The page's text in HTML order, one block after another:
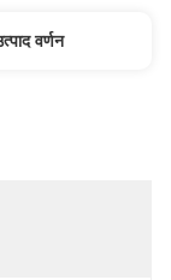
वर्णन